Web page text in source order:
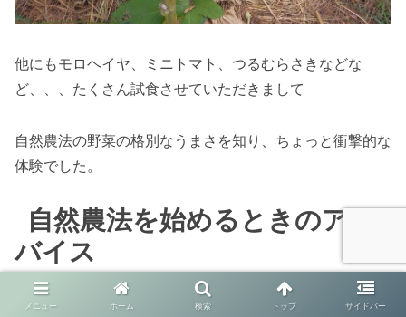
他にもモロヘイヤ、ミニトマト、つるむらさきなどな
ど、、、たくさん試食させていただきまして
自然農法の野菜の格別なうまさを知り、ちょっと衝撃的な
体験でした。
自然農法を始めるときのアド
バイス
メニュー ホーム 検索 トップ サイドバー